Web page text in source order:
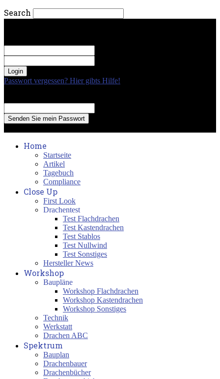
Search
Passwort vergessen? Hier gibts Hilfe!
Home
Startseite
Artikel
Tagebuch
Compliance
Close Up
First Look
Drachentest
Test Flachdrachen
Test Kastendrachen
Test Stablos
Test Nullwind
Test Sonstiges
Hersteller News
Workshop
Baupläne
Workshop Flachdrachen
Workshop Kastendrachen
Workshop Sonstiges
Technik
Werkstatt
Drachen ABC
Spektrum
Bauplan
Drachenbauer
Drachenbücher